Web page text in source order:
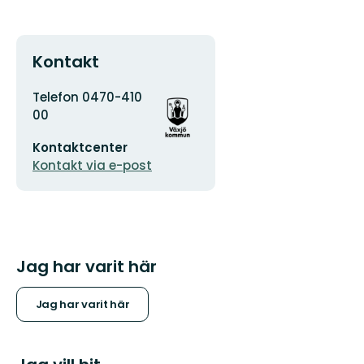
Kontakt
Adress
Telefon 0470-410
00
postadress
Kontaktcenter
Kontakt via e-post
Organisationens
logotyp
Jag har varit här
Jag har varit här